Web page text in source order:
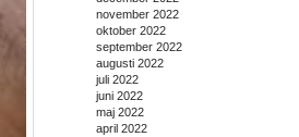
november 2022
oktober 2022
september 2022
augusti 2022
juli 2022
juni 2022
maj 2022
april 2022